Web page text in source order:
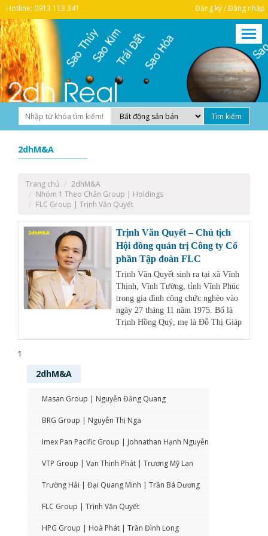
Hotline: 0913 113 341 Đăng ký / Đăng nhập
2dhM&A
Trang chủ
2dhM&A
Nhóm 1 Theo Chân Group | Holdings
FLC Group | Trịnh Văn Quyết
Trịnh Văn Quyết – Chủ tịch
Hội đồng quản trị Công ty Cổ
phần Tập đoàn FLC
Trịnh Văn Quyết sinh ra tại xã Vĩnh
Thịnh, Vĩnh Tường, tỉnh Vĩnh Phúc
trong gia đình công chức nghèo vào
ngày 27 tháng 11 năm 1975. Bố là
Trịnh Hồng Quý, mẹ là Đỗ Thị Giáp
1
2dhM&A
Masan Group | Nguyễn Đăng Quang
BRG Group | Nguyễn Thị Nga
Imex Pan Pacific Group | Johnathan Hạnh Nguyễn
VTP Group | Vạn Thịnh Phát | Trương Mỹ Lan
Trường Hải | Đại Quang Minh | Trần Bá Dương
FLC Group | Trịnh Văn Quyết
HPG Group | Hoà Phát | Trần Đình Long